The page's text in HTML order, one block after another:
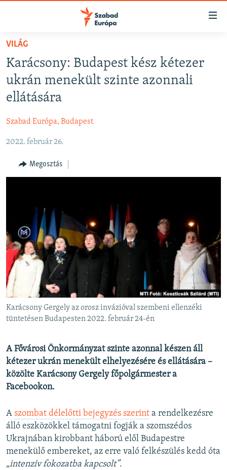
Akadálymentes
Ugrás
fő
oldalra
Ugrás
tartalomjegyzékre
AKTUÁLIS
PODCASTOK
ELEMZŐ
NER15
SZABADON
A PÉNZ NYOMÁBAN
EURÓPAI UNIÓ
VILÁG
KLÍMAVÁLTOZÁS
A MÚLT TANULSÁGAI
KÖVESSEN MINKET!
Valamennyi RFE/RL weboldal
VILÁG
Karácsony: Budapest kész kétezer
ukrán menekült szinte azonnali
ellátására
Szabad Európa, Budapest
2022. február 26.
Megosztás
Karácsony Gergely az orosz invázióval szembeni ellenzéki
tüntetésen Budapesten 2022. február 24-én
A Fővárosi Önkormányzat szinte azonnal készen áll
kétezer ukrán menekült elhelyezésére és ellátására –
közölte Karácsony Gergely főpolgármester a
Facebookon.
A szombat délelőtti bejegyzés szerint a rendelkezésre
álló eszközökkel támogatni fogják a szomszédos
Ukrajnában kirobbant háború elől Budapestre
menekülő embereket, az erre való felkészülés kedd óta
„intenzív fokozatba kapcsolt”.
Spotify